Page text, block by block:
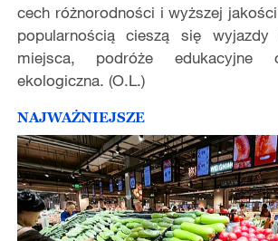
cech różnorodności i wyższej
popularnością cieszą się wyjazdy
miejsca, podróże edukacyjne
ekologiczna. (O.L.)
NAJWAŻNIEJSZE